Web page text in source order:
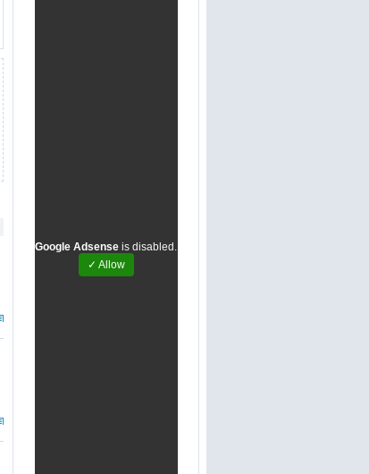
Google Adsense is disabled.
✓ Allow